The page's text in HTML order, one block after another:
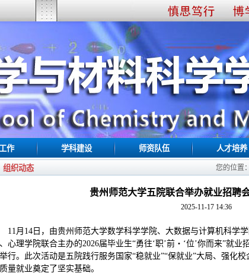
作 学科建设 师资队伍 人才培养
组织动态 您的位置：
贵州师范大学五院联合举办就业招聘
2025-11-17 14:36
11月14日，由贵州师范大学数学科学学院、大数据与计算机科学
心理学院联合主办的2026届毕业生“勇往‘职’前・‘位’你而来”就
行。此次活动是五院践行服务国家“稳就业”“保就业”大局、强化
量就业奠定了坚实基础。